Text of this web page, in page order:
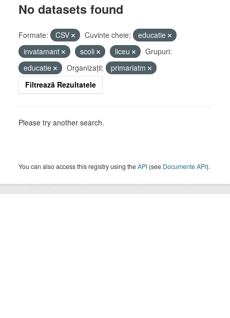
No datasets found
Formate: CSV Cuvinte cheie:
educatie
invatamant
scoli liceu
Grupuri:
educatie
Organizații:
primariatm
Filtrează Rezultatele
Please try another search.
You can also access this registry using theAPI (see Documente API).